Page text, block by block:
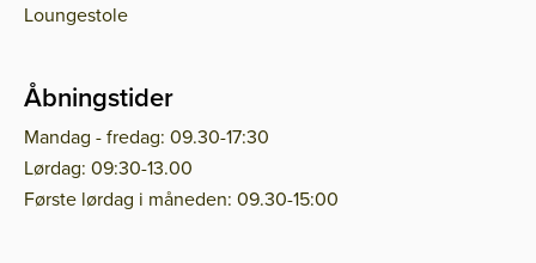
Loungestole
Åbningstider
Mandag - fredag: 09.30-17:30
Lørdag: 09:30-13.00
Første lørdag i måneden: 09.30-15:00